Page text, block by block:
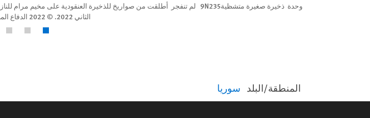
الثاني 2022. © 2022 الدفاع المدني السوري
المنطقة/البلد سوريا